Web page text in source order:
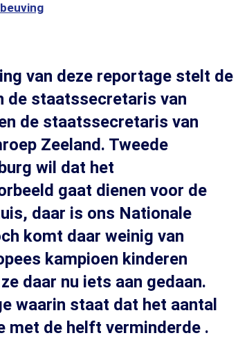
van deze reportage stelt de
de staatssecretaris van
de staatssecretaris van
Zeeland. Tweede
wil dat het
gaat dienen voor de
daar is ons Nationale
komt daar weinig van
kampioen kinderen
daar nu iets aan gedaan.
waarin staat dat het aantal
met de helft verminderde .